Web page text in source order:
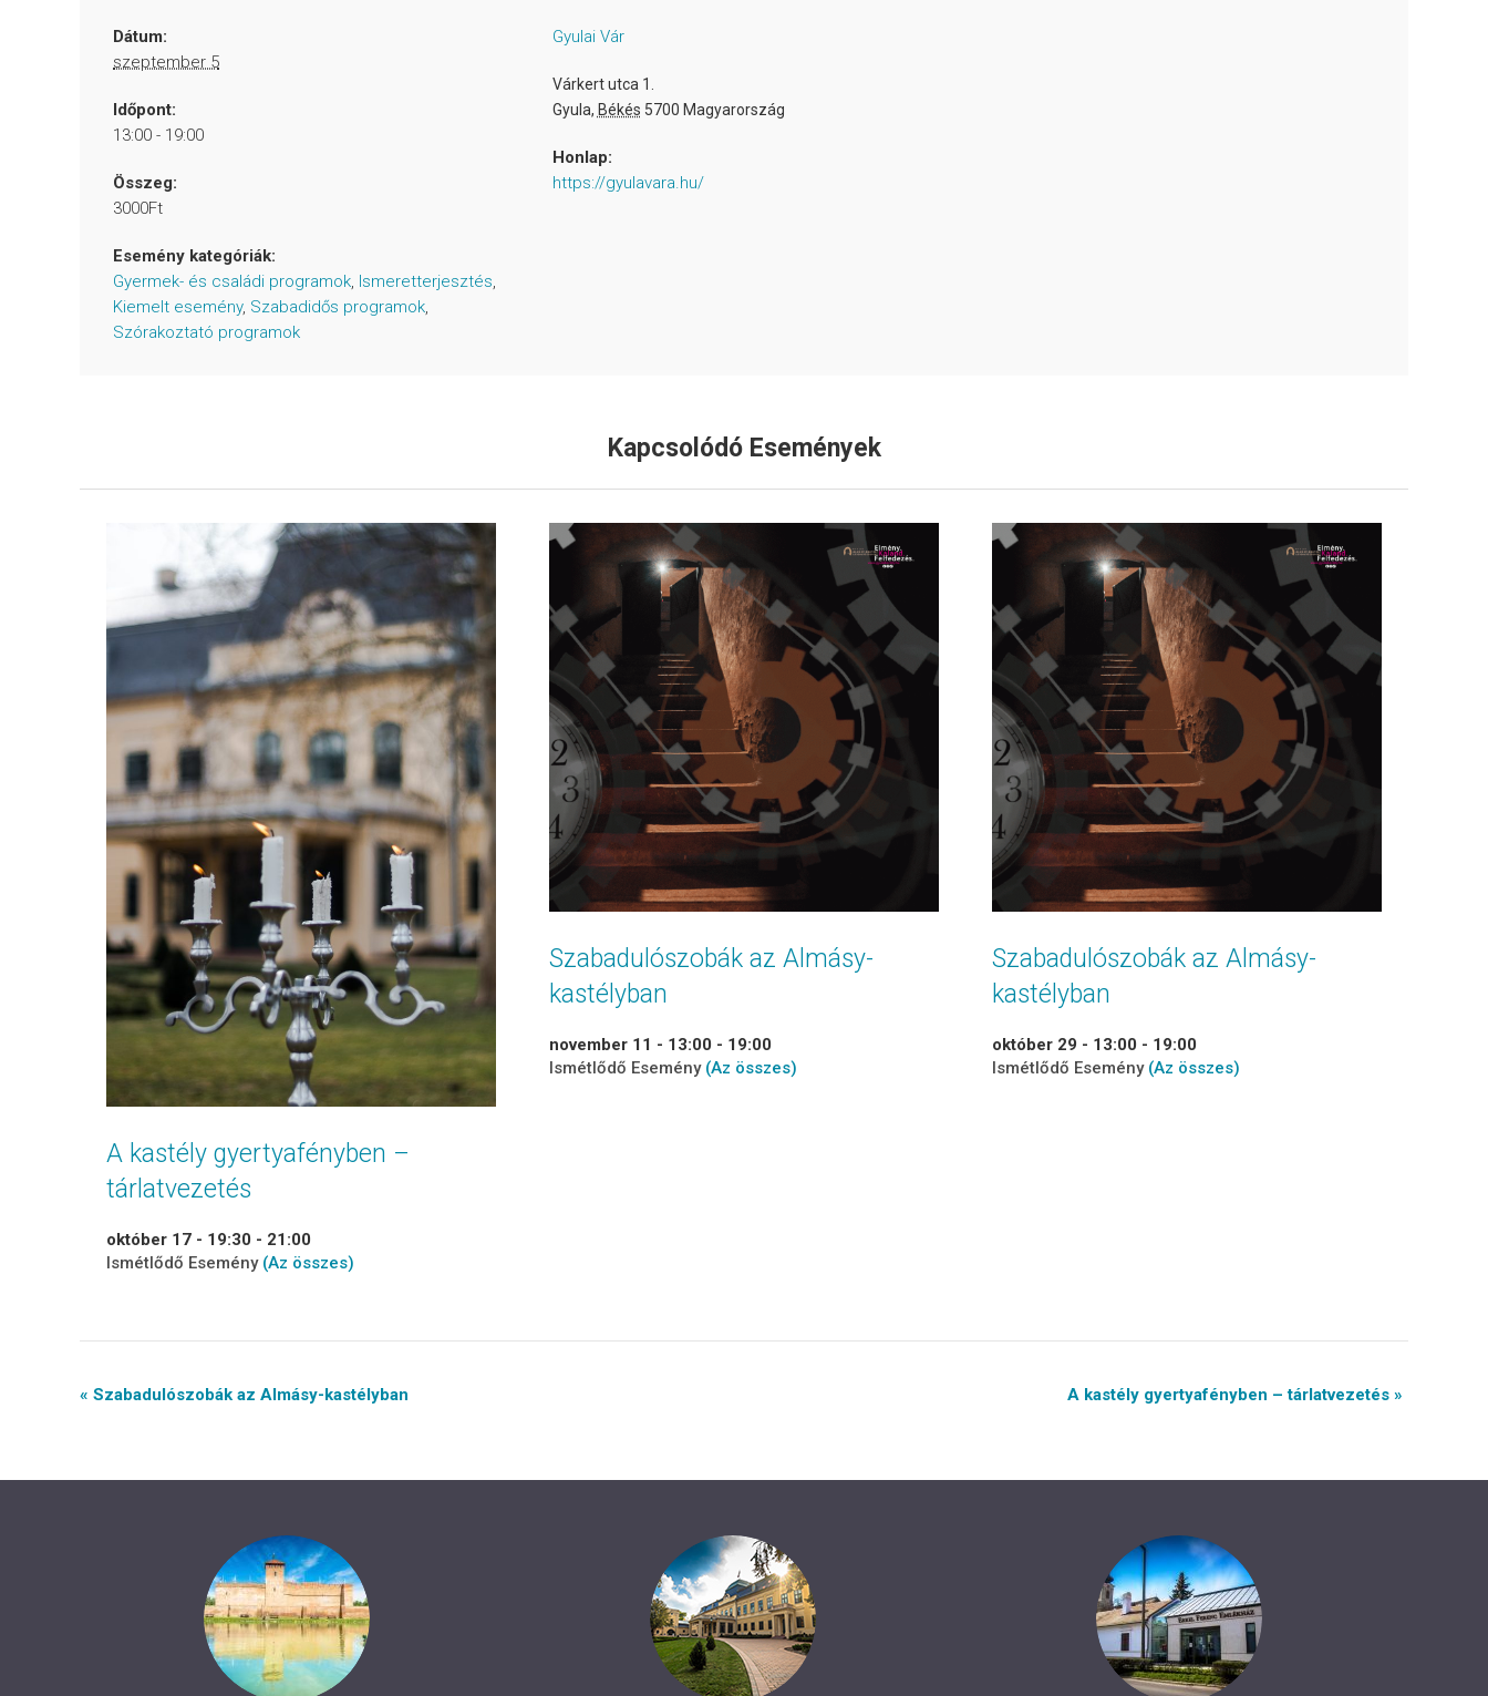
Dátum:
szeptember 5
Időpont:
13:00 - 19:00
Összeg:
3000Ft
Esemény kategóriák:
Gyermek- és családi programok Ismeretterjesztés
Kiemelt esemény, Szabadidős programok
Szórakoztató programok
Gyulai Vár
Várkert utca 1.
Gyula, Békés 5700 Magyarország
Honlap:
https://gyulavara.hu/
Kapcsolódó Események
A kastély gyertyafényben –
tárlatvezetés
október 17 - 19:30 - 21:00
Ismétlődő Esemény (Az összes)
Szabadulószobák az Almásy-
kastélyban
november 11 - 13:00 - 19:00
Ismétlődő Esemény (Az összes)
Szabadulószobák az Almásy-
kastélyban
október 29 - 13:00 - 19:00
Ismétlődő Esemény (Az összes)
Event
« Szabadulószobák az Almásy-kastélyban A kastély gyertyafényben – tárlatvezetés »